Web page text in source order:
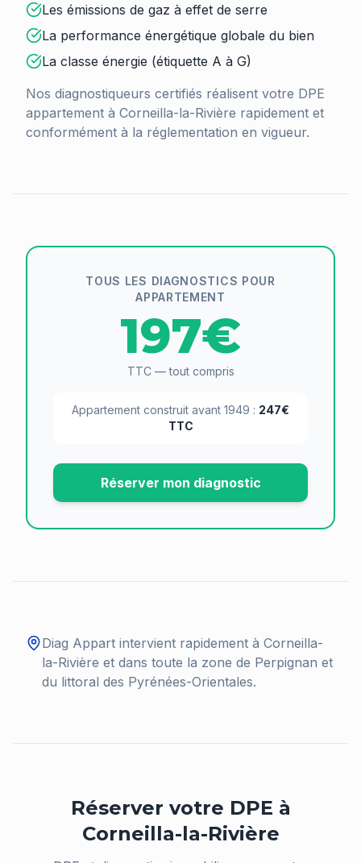
Les émissions de gaz à effet de serre
La performance énergétique globale du bien
La classe énergie (étiquette A à G)
Nos diagnostiqueurs certifiés réalisent votre DPE
appartement à Corneilla-la-Rivière rapidement et
conformément à la réglementation en vigueur.
TOUS LES DIAGNOSTICS POUR
APPARTEMENT
197€
TTC — tout compris
Appartement construit avant 1949 : 247€
TTC
Réserver mon diagnostic
Diag Appart intervient rapidement à Corneilla-
la-Rivière et dans toute la zone de Perpignan et
du littoral des Pyrénées-Orientales.
Réserver votre DPE à
Corneilla-la-Rivière